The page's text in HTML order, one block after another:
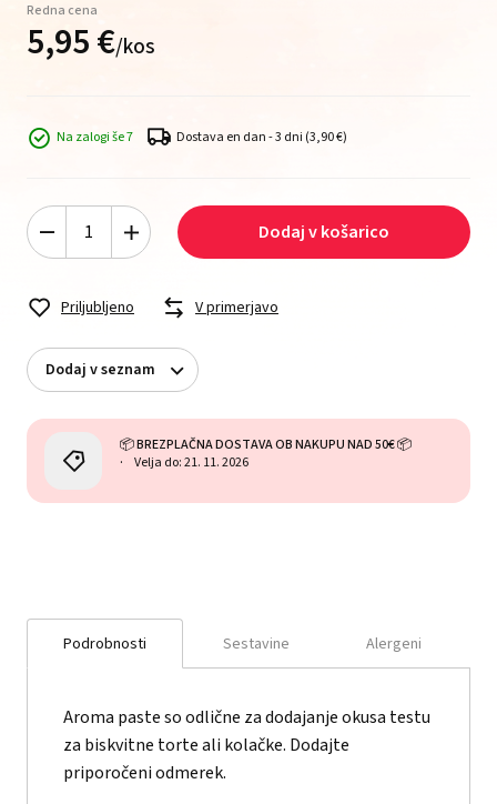
Redna cena
5,95€/kos
Na zalogi še 7 Dostava en dan - 3 dni (3,90 €)
Dodaj v košarico
Priljubljeno V primerjavo
Dodaj v seznam
📦 BREZPLAČNA DOSTAVA OB NAKUPU NAD 50€ 📦
Velja do: 21. 11. 2026
Podrobnosti Sestavine Alergeni
Aroma paste so odlične za dodajanje okusa testu
za biskvitne torte ali kolačke. Dodajte
priporočeni odmerek.